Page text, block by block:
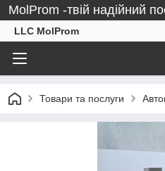
MolProm -твій надійний
LLC MolProm
Товари та послуги